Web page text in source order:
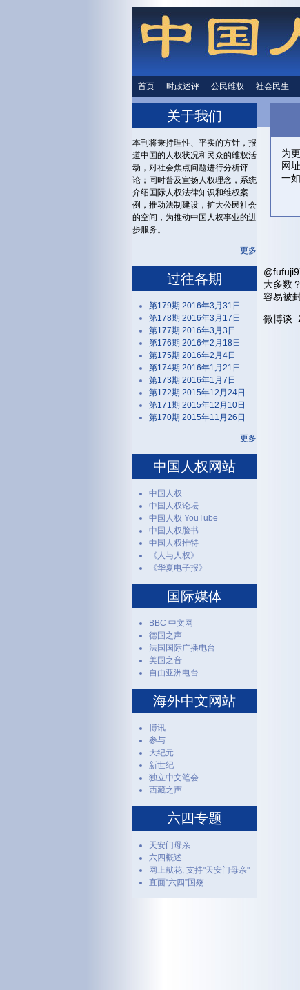
首页 时政述评 公民维权 社会民生
为
网
一
大多数
容易被
微博谈
关于我们
本刊将秉持理性、平实的方针，报
道中国的人权状况和民众的维权活
动，对社会焦点问题进行分析评
论；同时普及宣扬人权理念，系统
介绍国际人权法律知识和维权案
例，推动法制建设，扩大公民社会
的空间，为推动中国人权事业的进
步服务。
更多
过往各期
第179期 2016年3月31日
第178期 2016年3月17日
第177期 2016年3月3日
第176期 2016年2月18日
第175期 2016年2月4日
第174期 2016年1月21日
第173期 2016年1月7日
第172期 2015年12月24日
第171期 2015年12月10日
第170期 2015年11月26日
更多
中国人权网站
中国人权
中国人权论坛
中国人权 YouTube
中国人权脸书
中国人权推特
《人与人权》
《华夏电子报》
国际媒体
BBC 中文网
德国之声
法国国际广播电台
美国之音
自由亚洲电台
海外中文网站
博讯
参与
大纪元
新世纪
独立中文笔会
西藏之声
六四专题
天安门母亲
六四概述
网上献花, 支持"天安门母亲"
直面“六四”国殇
时政述评 公民维权 社会民